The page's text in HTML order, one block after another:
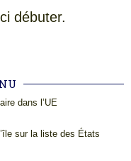
débuter.
dans l’UE
sur la liste des États